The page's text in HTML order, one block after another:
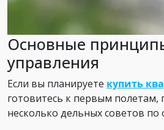
Основные
управления
Если вы планируете купить
готовитесь к первым
несколько дельных советов